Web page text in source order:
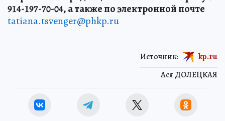
914-197-70-04, а также по электронной почте
tatiana.tsvenger@phkp.ru
Ася ДОЛЕЦКАЯ
Источник: kp.ru